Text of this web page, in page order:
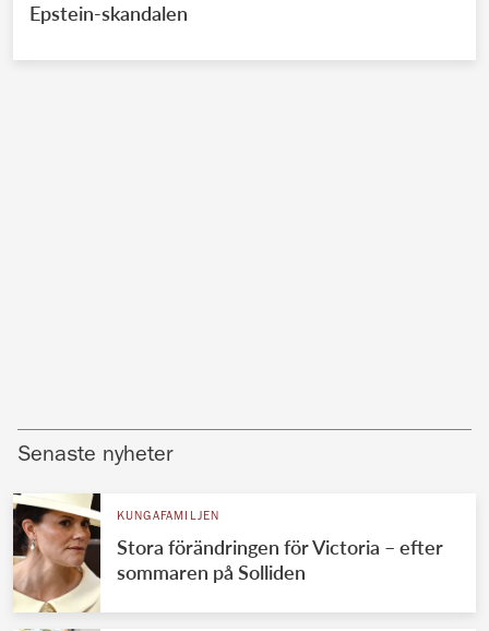
Epstein-skandalen
Senaste nyheter
KUNGAFAMILJEN
Stora förändringen för Victoria – efter
sommaren på Solliden